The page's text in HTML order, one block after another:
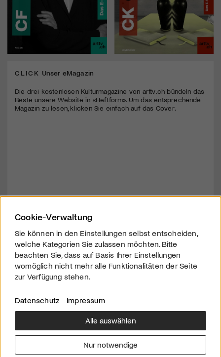
CLICK Unser eMagazin
Die drei kostenlosen Kulturmagazine von arttv.ch bündeln das
Beste unsere Website in «Heftform». Um das entsprechende
Magazin zu lesen, klicken Sie einfach auf das Cover.
Über uns
Downloads
Werben
Impressum
Cookie-Verwaltung
Sie können in den Einstellungen selbst entscheiden,
welche Kategorien Sie zulassen möchten. Bitte
beachten Sie, dass auf Basis Ihrer Einstellungen
womöglich nicht mehr alle Funktionalitäten der Seite
zur Verfügung stehen.
Datenschutz Impressum
Alle auswählen
Nur notwendige